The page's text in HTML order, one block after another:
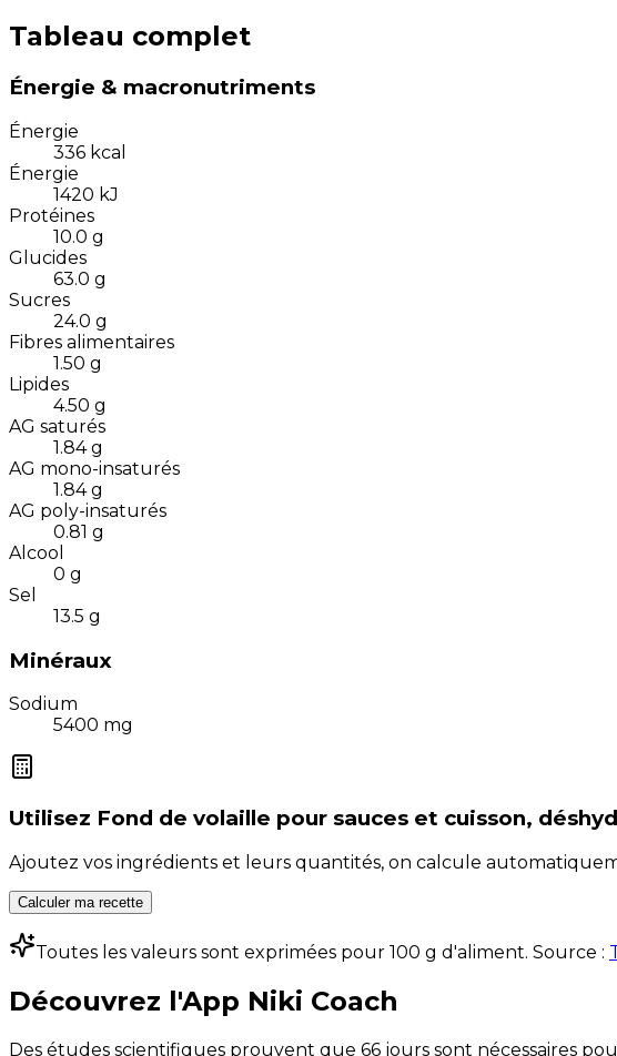
Tableau complet
Énergie & macronutriments
Énergie
336 kcal
Énergie
1420 kJ
Protéines
10.0 g
Glucides
63.0 g
Sucres
24.0 g
Fibres alimentaires
1.50 g
Lipides
4.50 g
AG saturés
1.84 g
AG mono-insaturés
1.84 g
AG poly-insaturés
0.81 g
Alcool
0 g
Sel
13.5 g
Minéraux
Sodium
5400 mg
Utilisez Fond de volaille pour sauces et cuisson,
Ajoutez vos ingrédients et leurs quantités, on calcule
Calculer ma recette
Toutes les valeurs sont exprimées pour 100 g d'aliment. Source :
Découvrez l'App Niki Coach
Des études scientifiques prouvent que 66 jours sont nécessaires